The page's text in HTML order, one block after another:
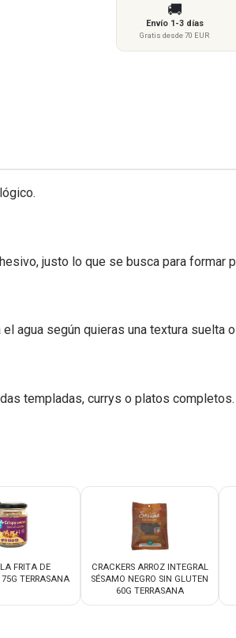
🚚
Envío 1-3 días
Gratis desde 70 EUR
justo lo que se busca para formar
agua según quieras una textura suelta
templadas, currys o platos completos.
FRITA DE
TERRASANA
CRACKERS ARROZ INTEGRAL
SÉSAMO NEGRO SIN GLUTEN
60G TERRASANA